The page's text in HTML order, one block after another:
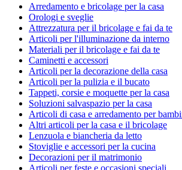
Arredamento e bricolage per la casa
Orologi e sveglie
Attrezzatura per il bricolage e fai da te
Articoli per l'illuminazione da interno
Materiali per il bricolage e fai da te
Caminetti e accessori
Articoli per la decorazione della casa
Articoli per la pulizia e il bucato
Tappeti, corsie e moquette per la casa
Soluzioni salvaspazio per la casa
Articoli di casa e arredamento per
Altri articoli per la casa e il bricolage
Lenzuola e biancheria da letto
Stoviglie e accessori per la cucina
Decorazioni per il matrimonio
Articoli per feste e occasioni speciali